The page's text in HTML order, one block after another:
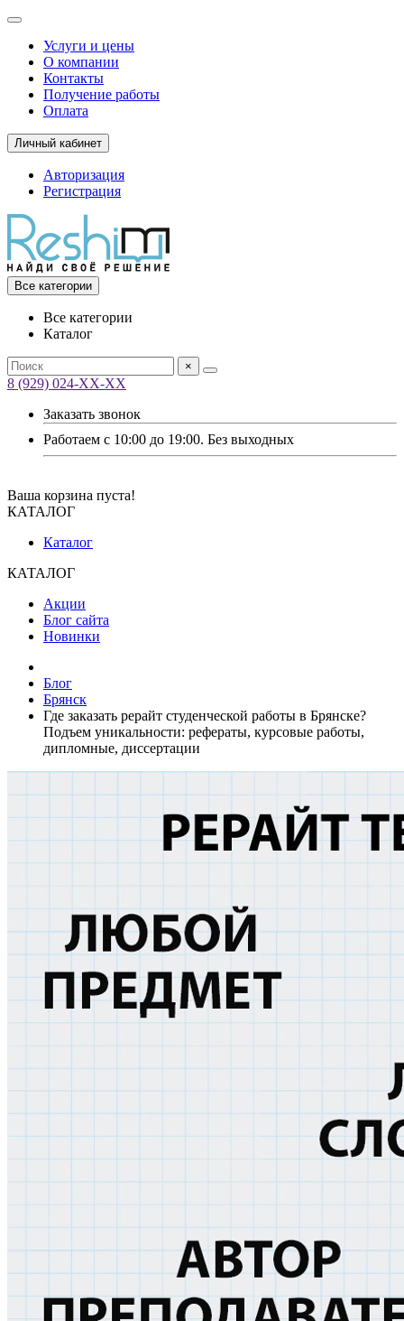
Услуги и цены
О компании
Контакты
Получение работы
Оплата
Личный кабинет
Авторизация
Регистрация
Все категории
Все категории
Каталог
×
8 (929) 024-ХХ-ХХ
Заказать звонок
Работаем с 10:00 до 19:00. Без выходных
Ваша корзина пуста!
КАТАЛОГ
Каталог
КАТАЛОГ
Акции
Блог сайта
Новинки
Блог
Брянск
Где заказать рерайт студенческой работы в Брянске?
Подъем уникальности: рефераты, курсовые работы,
дипломные, диссертации